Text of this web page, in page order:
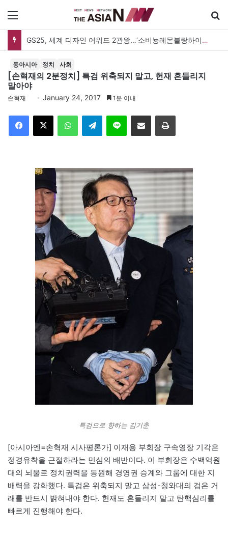
GS25, 세계 디자인 어워드 2관왕…‘소비뇽레몬블랑하이볼’ 디자인 경쟁력 인정
동아시아 정치 사회
[손혁재의 2분정치] 특검 위축되지 말고, 헌재 흔들리지
말아야
손혁재 January 24, 2017 1분 이내
Telegram 이메일
특검으로 향하는 김기춘
[아시아엔=손혁재 시사평론가] 이재용 부회장 구속영장 기각은
정경유착을 근절하라는 민심의 배반이다. 이 부회장은 수백억원
대의 뇌물로 정치권력을 동원해 경영권 승계와 그룹에 대한 지
배력을 강화했다. 특검은 위축되지 말고 삼성-청와대의 검은 거
래를 반드시 밝혀내야 한다. 헌재도 흔들리지 말고 탄핵심리를
빠르게 진행해야 한다.